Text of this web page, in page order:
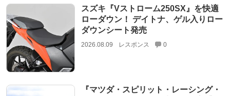
スズキ『Vストローム250SX』を快適
ローダウン！ デイトナ、ゲル入りロー
ダウンシート発売
2026.08.09 レスポンス 0
『マツダ・スピリット・レーシング・